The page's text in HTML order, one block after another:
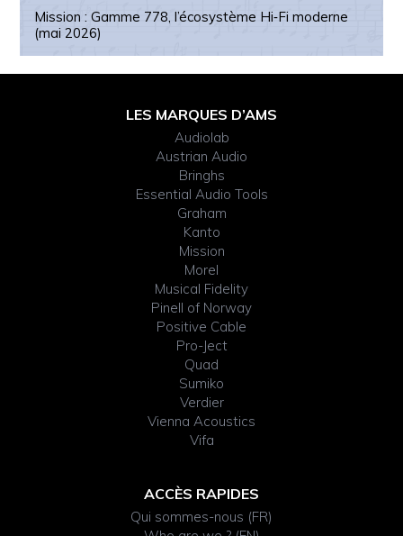
Mission : Gamme 778, l’écosystème Hi‑Fi moderne
(mai 2026)
LES MARQUES D’AMS
Audiolab
Austrian Audio
Bringhs
Essential Audio Tools
Graham
Kanto
Mission
Morel
Musical Fidelity
Pinell of Norway
Positive Cable
Pro-Ject
Quad
Sumiko
Verdier
Vienna Acoustics
Vifa
ACCÈS RAPIDES
Qui sommes-nous (FR)